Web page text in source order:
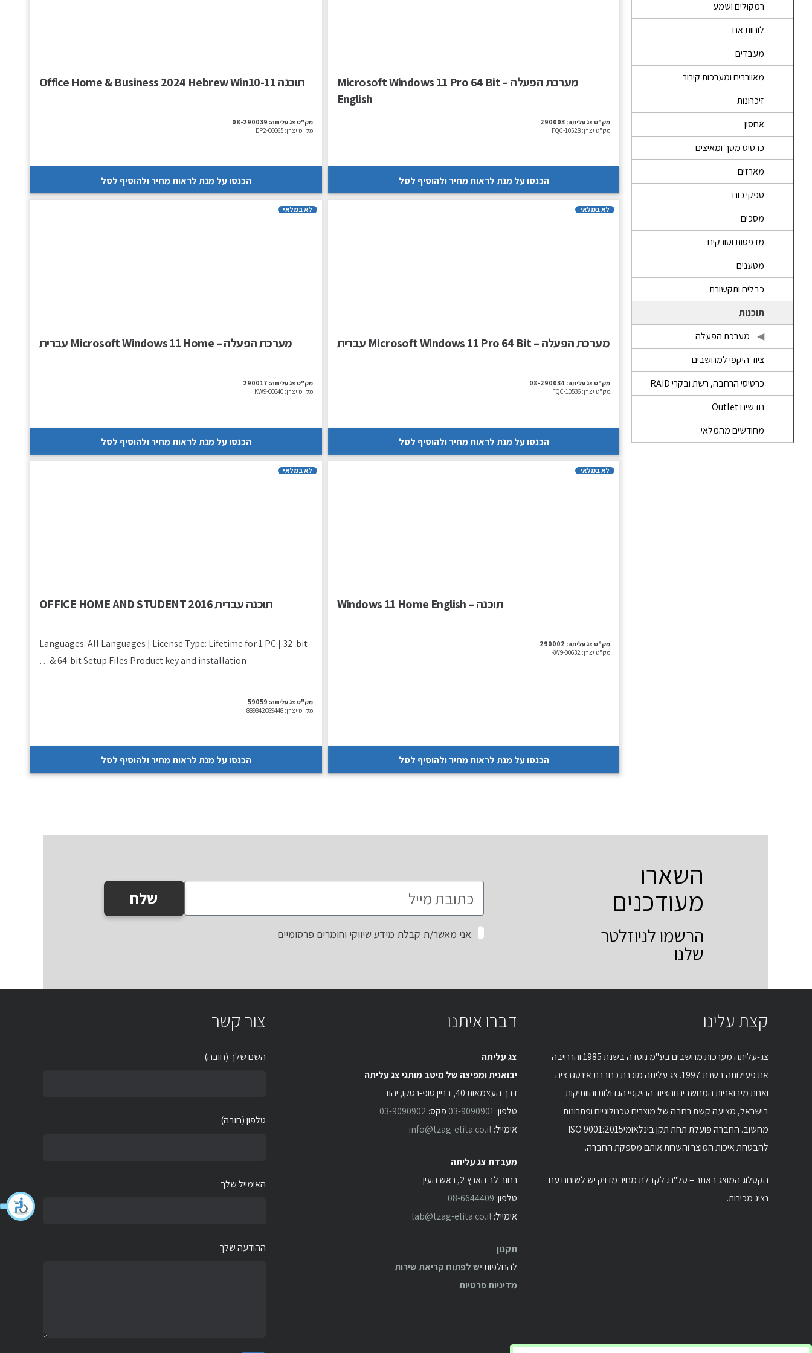
רמקולים ושמע
לוחות אם
מעבדים
מאווררים ומערכות קירור
זיכרונות
אחסון
כרטיס מסך ומאיצים
מארזים
ספקי כוח
מסכים
מדפסות וסורקים
מטענים
כבלים ותקשורת
תוכנות
מערכת הפעלה
ציוד היקפי למחשבים
כרטיסי הרחבה, רשת ובקרי RAID
חדשים Outlet
מחודשים מהמלאי
מערכת הפעלה – Microsoft Windows 11 Pro 64 Bit
English
מק"ט צג עליתה: 290003
מק"ט יצרן: FQC-10528
הכנסו על מנת לראות מחיר ולהוסיף לסל
תוכנה Office Home & Business 2024 Hebrew Win10-11
מק"ט צג עליתה: 08-290039
מק"ט יצרן: EP2-06665
הכנסו על מנת לראות מחיר ולהוסיף לסל
לא במלאי
מערכת הפעלה – Microsoft Windows 11 Pro 64 Bit עברית
מק"ט צג עליתה: 08-290034
מק"ט יצרן: FQC-10536
הכנסו על מנת לראות מחיר ולהוסיף לסל
לא במלאי
מערכת הפעלה – Microsoft Windows 11 Home עברית
מק"ט צג עליתה: 290017
מק"ט יצרן: KW9-00640
הכנסו על מנת לראות מחיר ולהוסיף לסל
לא במלאי
תוכנה – Windows 11 Home English
מק"ט צג עליתה: 290002
מק"ט יצרן: KW9-00632
הכנסו על מנת לראות מחיר ולהוסיף לסל
לא במלאי
תוכנה עברית OFFICE HOME AND STUDENT 2016
Languages: All Languages | License Type: Lifetime for 1 PC | 32-bit
& 64-bit Setup Files Product key and installation…
מק"ט צג עליתה: 59059
מק"ט יצרן: 889842089448
הכנסו על מנת לראות מחיר ולהוסיף לסל
השארו
מעודכנים
הרשמו לניוזלטר
שלנו
אני מאשר/ת קבלת מידע שיווקי וחומרים פרסומיים
שלח
קצת עלינו
צג-עליתה מערכות מחשבים בע"מ נוסדה בשנת 1985 והרחיבה
את פעילותה בשנת 1997. צג עליתה מוכרת כחברת אינטגרציה
ואחת מיבואניות המחשבים והציוד ההיקפי הגדולות והוותיקות
בישראל, מציעה קשת רחבה של מוצרים טכנולוגיים ופתרונות
מחשוב. החברה פועלת תחת תקן בינלאומיISO 9001:2015
להבטחת איכות המוצר והשרות אותם מספקת החברה.
הקטלוג המוצג באתר – טל"ח. לקבלת מחיר מדויק יש לשוחח עם
נציג מכירות.
דברו איתנו
צג עליתה
יבואנית ומפיצה של מיטב מותגי צג עליתה
דרך העצמאות 40, בניין טופ-רסקו, יהוד
טלפון: 03-9090901 פקס: 03-9090902
אימייל: info@tzag-elita.co.il
מעבדת צג עליתה
רחוב לב הארץ 2, ראש העין
טלפון: 08-6644409
אימייל: lab@tzag-elita.co.il
תקנון
להחלפותיש לפתוח קריאת שירות
מדיניות פרטיות
צור קשר
השם שלך (חובה)
טלפון (חובה)
האימייל שלך
ההודעה שלך